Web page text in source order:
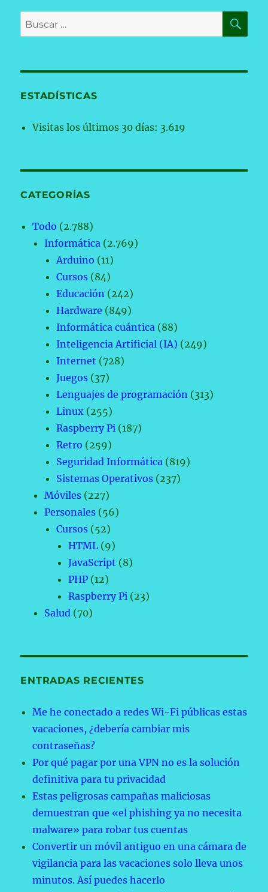
Buscar
por:
ESTADÍSTICAS
Visitas los últimos 30 días: 3.619
CATEGORÍAS
Todo (2.788)
Informática (2.769)
Arduino (11)
Cursos (84)
Educación (242)
Hardware (849)
Informática cuántica (88)
Inteligencia Artificial (IA) (249)
Internet (728)
Juegos (37)
Lenguajes de programación (313)
Linux (255)
Raspberry Pi (187)
Retro (259)
Seguridad Informática (819)
Sistemas Operativos (237)
Móviles (227)
Personales (56)
Cursos (52)
HTML (9)
JavaScript (8)
PHP (12)
Raspberry Pi (23)
Salud (70)
ENTRADAS RECIENTES
Me he conectado a redes Wi-Fi públicas estas
vacaciones, ¿debería cambiar mis
contraseñas?
Por qué pagar por una VPN no es la solución
definitiva para tu privacidad
Estas peligrosas campañas maliciosas
demuestran que «el phishing ya no necesita
malware» para robar tus cuentas
Convertir un móvil antiguo en una cámara de
vigilancia para las vacaciones solo lleva unos
minutos. Así puedes hacerlo